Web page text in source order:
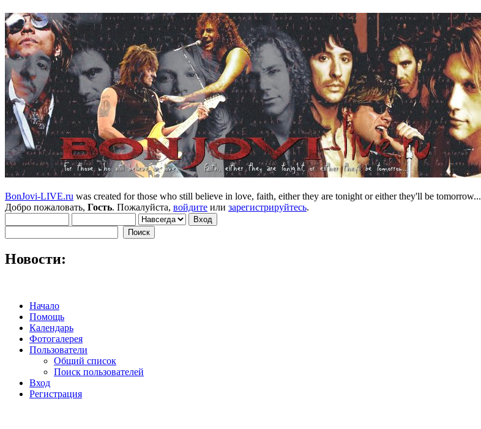
BonJovi-LIVE.ru was created for those who still believe in love, faith, either they are tonight or either they'll be tomorrow...
Добро пожаловать, Гость. Пожалуйста, войдите или зарегистрируйтесь.
Новости:
Начало
Помощь
Календарь
Фотогалерея
Пользователи
Общий список
Поиск пользователей
Вход
Регистрация